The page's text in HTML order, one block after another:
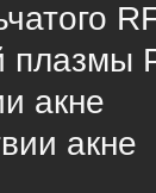
три этапа:
этап —
лица перед
из 10 процедур
аргоновая
мощности,